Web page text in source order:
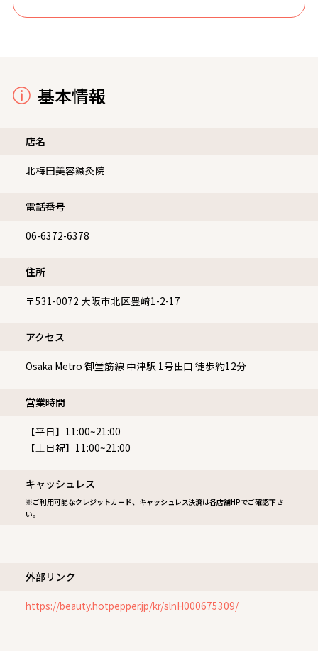
基本情報
店名
北梅田美容鍼灸院
電話番号
06-6372-6378
住所
〒531-0072 大阪市北区豊崎1-2-17
アクセス
Osaka Metro 御堂筋線 中津駅 1号出口 徒歩約12分
営業時間
【平日】11:00~21:00
【土日祝】11:00~21:00
キャッシュレス
※ご利用可能なクレジットカード、キャッシュレス決済は各店舗HPでご確認下さ
い。
外部リンク
https://beauty.hotpepper.jp/kr/slnH000675309/